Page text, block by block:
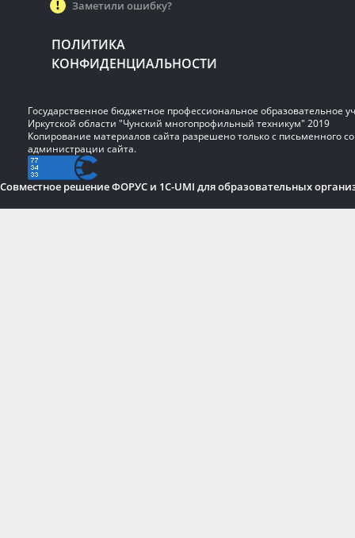
Заметили ошибку?
ПОЛИТИКА
КОНФИДЕНЦИАЛЬНОСТИ
Государственное бюджетное профессиональное образовательное
Иркутской области "Чунский многопрофильный техникум" 2019
Копирование материалов сайта разрешено только с письменного
администрации сайта.
Совместное решение ФОРУС и 1C-UMI для образовательных